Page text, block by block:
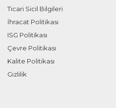
Ticari Sicil Bilgileri
İhracat Politikası
ISG Politikası
Çevre Politikası
Kalite Politikası
Gizlilik